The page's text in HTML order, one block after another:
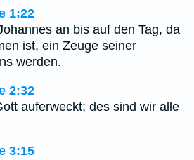
1:22
an bis auf den Tag, da
ist, ein Zeuge seiner
werden.
2:32
auferweckt; des sind wir alle
3:15